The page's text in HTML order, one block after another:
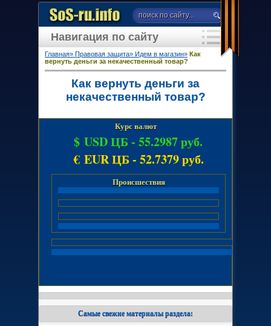
Главная» Правовая защита» Идем в магазин» Как
вернуть деньги за некачественный товар?
Как вернуть деньги за
некачественный товар?
Курс валют
$ USD ЦБ - 55.2987 руб.
€ EUR ЦБ - 52.7379 руб.
Происшествия
Самые свежие материалы раздела:
Навигация по сайту